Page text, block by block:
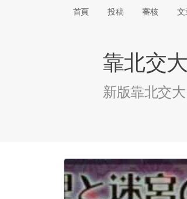
首頁 投稿 審核 文
靠北交
新版靠北交